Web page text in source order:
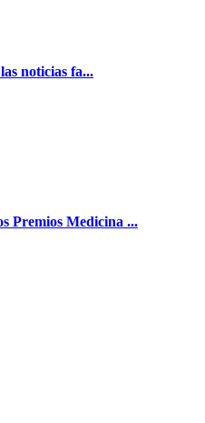
noticias fa...
Premios Medicina ...